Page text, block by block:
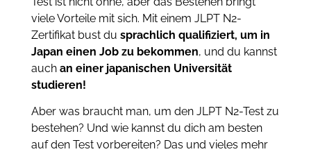
viele Vorteile mit sich. Mit einem JLPT N2-
Zertifikat bust du sprachlich qualifiziert, um in
Japan einen Job zu bekommen, und du kannst
auch an einer japanischen Universität
studieren!
Aber was braucht man, um den JLPT N2-Test zu
bestehen? Und wie kannst du dich am besten
auf den Test vorbereiten? Das und vieles mehr